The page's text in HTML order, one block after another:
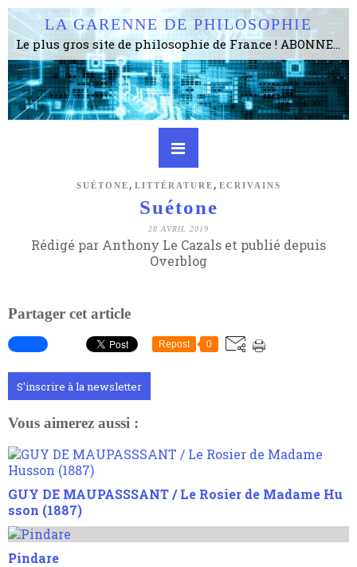
LA GARENNE DE PHILOSOPHIE
Le plus gros site de philosophie de France ! ABONNEZ-VOUS ! 4115 Articles, 1634 abonné·e·s, depuis 2006 . . . . . . . . 2 852 214 pages vues jusqu'à présent. Prestance et être apte à un plus grand nombre de choses.
SUÉTONE , LITTÉRATURE , ECRIVAINS
Suétone
28 AVRIL 2019
Rédigé par Anthony Le Cazals et publié depuis
Overblog
Partager cet article
Repost 0
S'inscrire à la newsletter
Vous aimerez aussi :
GUY DE MAUPASSSANT / Le Rosier de Madame Hu
sson (1887)
Pindare